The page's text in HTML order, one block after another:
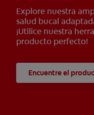
Explore nuestra
salud bucal
¡Utilice nuestra
producto perfecto!
Encuentre el